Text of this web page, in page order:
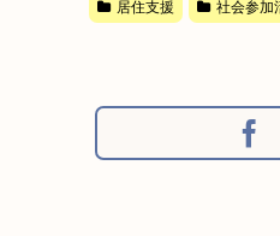
居住支援 社会参加